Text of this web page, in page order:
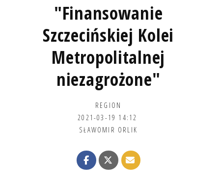
"Finansowanie
Szczecińskiej Kolei
Metropolitalnej
niezagrożone"
REGION
2021-03-19 14:12
SŁAWOMIR ORLIK